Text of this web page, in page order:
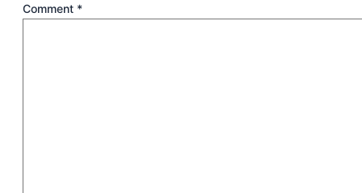
Comment *